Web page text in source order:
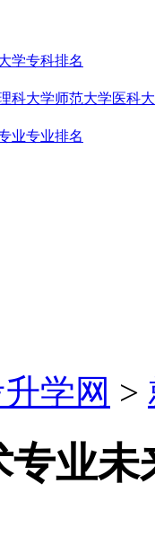
学专科排名
科大学师范大学医科
业专业排名
学网 >
业